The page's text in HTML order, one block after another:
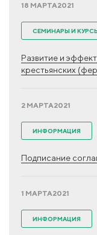
18 МАРТА2021
СЕМИНАРЫ И
Развитие и
крестьянских
2 МАРТА2021
ИНФОРМАЦИЯ
Подписание
1 МАРТА2021
ИНФОРМАЦИЯ